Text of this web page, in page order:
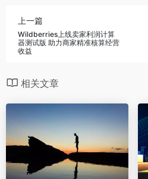
上一篇
Wildberries上线卖家利润计算
器测试版 助力商家精准核算经营
收益
相关文章